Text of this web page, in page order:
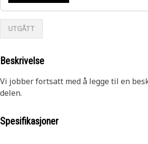
UTGÅTT
Beskrivelse
Vi jobber fortsatt med å legge til en
delen.
Spesifikasjoner